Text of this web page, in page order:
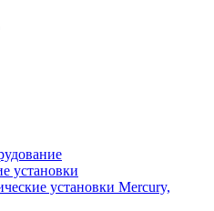
установки
установки Mercury,